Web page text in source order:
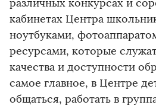
различных конкурсах и
кабинетах Центра
ноутбуками,
ресурсами, которые
качества и доступности
самое главное, в Центре
общаться, работать в